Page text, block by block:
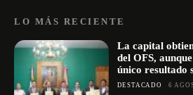
LO MÁS RECIENTE
La capital
del OFS,
único resultado
DESTACADO 6